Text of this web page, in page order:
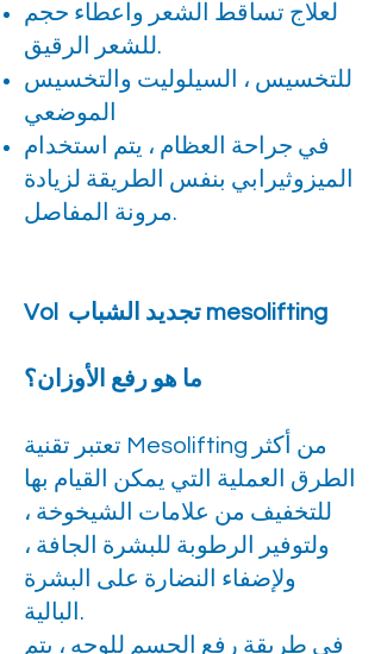
لعلاج تساقط الشعر واعطاء حجم
للشعر الرقيق.
للتخسيس ، السيلوليت والتخسيس
الموضعي
في جراحة العظام ، يتم استخدام
الميزوثيرابي بنفس الطريقة لزيادة
مرونة المفاصل.
Vol تجديد الشباب mesolifting
ما هو رفع الأوزان؟
تعتبر تقنية Mesolifting من أكثر
الطرق العملية التي يمكن القيام بها
للتخفيف من علامات الشيخوخة ،
ولتوفير الرطوبة للبشرة الجافة ،
ولإضفاء النضارة على البشرة
البالية.
في طريقة رفع الجسم للوجه ، يتم